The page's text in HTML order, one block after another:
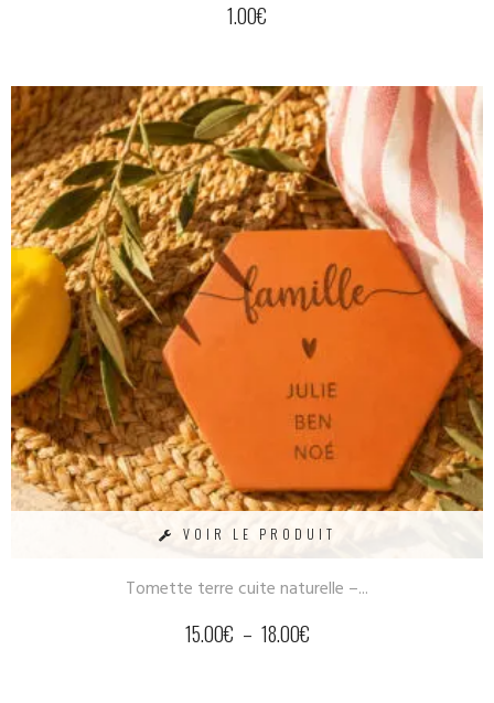
1.00€
VOIR LE PRODUIT
Tomette terre cuite naturelle –...
15.00€ – 18.00€